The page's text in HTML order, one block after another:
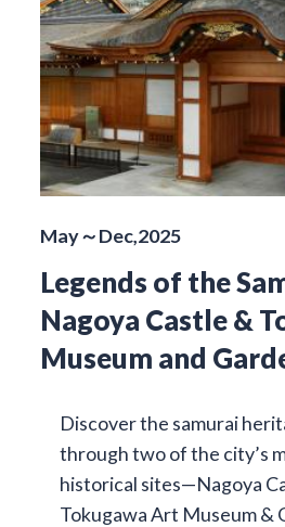
May～Dec,2025
Legends of the
Nagoya Castle &
Museum and
Discover the samurai
through two of the city’s
historical sites—Nagoya
Tokugawa Art Museum &